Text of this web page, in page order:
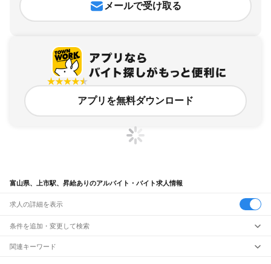
メールで受け取る
アプリを無料ダウンロード
富山県、上市駅、昇給ありのアルバイト・バイト求人情報
求人の詳細を表示
条件を追加・変更して検索
市区町村を追加・変更
関連キーワード